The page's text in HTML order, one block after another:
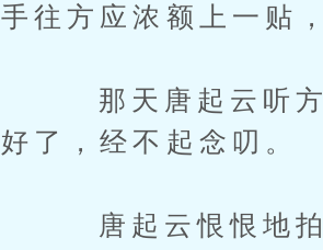
手往方应浓额上一贴
那天唐起云听方应
好了，经不起念叨。
唐起云恨恨地拍了